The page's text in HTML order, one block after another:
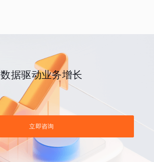
数据驱动业务增长
立即咨询